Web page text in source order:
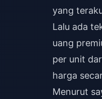
yang
Lalu ada
uang
per unit
harga
Menurut